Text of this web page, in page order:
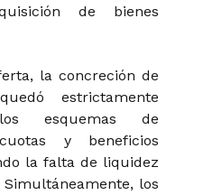
de bienes
la concreción de
estrictamente
esquemas de
y beneficios
la falta de liquidez
los